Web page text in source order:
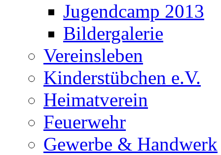
Jugendcamp 2013
Bildergalerie
Vereinsleben
Kinderstübchen e.V.
Heimatverein
Feuerwehr
Gewerbe & Handwerk